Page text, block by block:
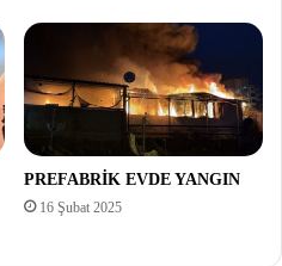
PREFABRİK EVDE YANGIN
16 Şubat 2025